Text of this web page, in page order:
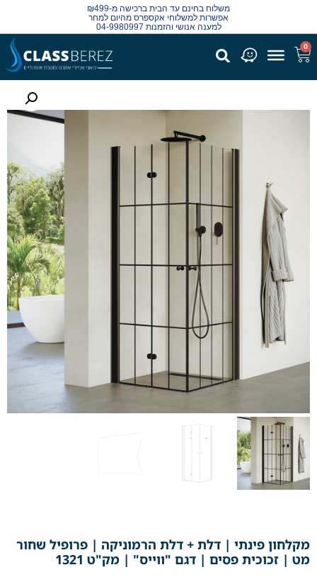
משלוח בחינם עד הבית ברכישה מ-₪499
אפשרות למשלוחי אקספרס מהיום למחר
למענה אנושי והזמנות 04-9980997
0
מקלחון פינתי | דלת + דלת הרמוניקה | פרופיל שחור
מט | זכוכית פסים | דגם "ווייס" | מק"ט 1321